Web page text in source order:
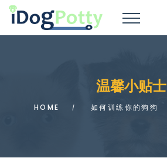
温馨小贴士
HOME 如何训练你的狗狗